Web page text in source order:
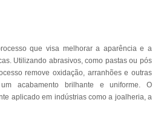
que visa melhorar a aparência e a
Utilizando abrasivos, como pastas ou pós
remove oxidação, arranhões e outras
um acabamento brilhante e uniforme. O
aplicado em indústrias como a joalheria, a